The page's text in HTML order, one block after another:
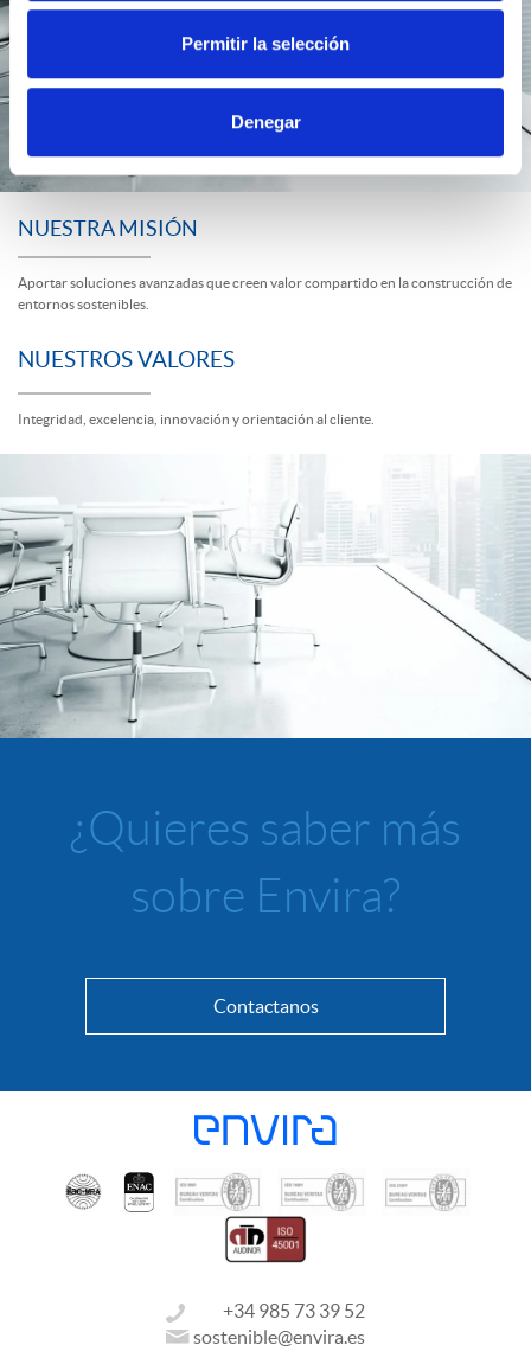
Permitir la selección
Denegar
NUESTRA MISIÓN
Aportar soluciones avanzadas que creen valor compartido en la construcción de
entornos sostenibles.
NUESTROS VALORES
Integridad, excelencia, innovación y orientación al cliente.
¿Quieres saber más
sobre Envira?
Contactanos
+34 985 73 39 52
sostenible@envira.es